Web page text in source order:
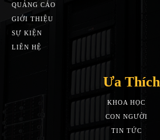
QUẢNG CÁO
GIỚI THIỆU
SỰ KIỆN
LIÊN HỆ
Ưa Thích
KHOA HỌC
CON NGƯỜI
TIN TỨC